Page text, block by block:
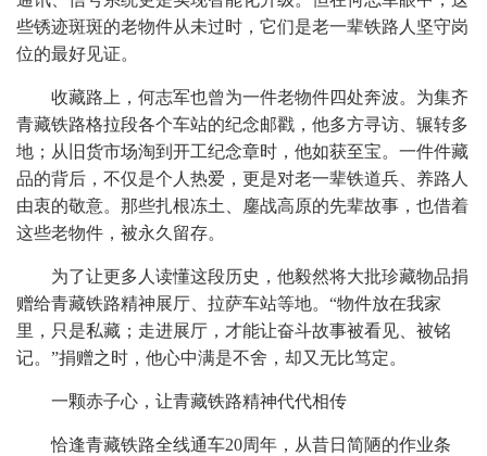
些锈迹斑斑的老物件从未过时，它们是老一辈铁路人坚守岗
位的最好见证。
收藏路上，何志军也曾为一件老物件四处奔波。为集齐
青藏铁路格拉段各个车站的纪念邮戳，他多方寻访、辗转多
地；从旧货市场淘到开工纪念章时，他如获至宝。一件件藏
品的背后，不仅是个人热爱，更是对老一辈铁道兵、养路人
由衷的敬意。那些扎根冻土、鏖战高原的先辈故事，也借着
这些老物件，被永久留存。
为了让更多人读懂这段历史，他毅然将大批珍藏物品捐
赠给青藏铁路精神展厅、拉萨车站等地。“物件放在我家
里，只是私藏；走进展厅，才能让奋斗故事被看见、被铭
记。”捐赠之时，他心中满是不舍，却又无比笃定。
一颗赤子心，让青藏铁路精神代代相传
恰逢青藏铁路全线通车20周年，从昔日简陋的作业条